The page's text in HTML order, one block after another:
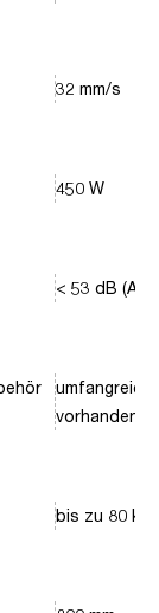
32 mm/s
450 W
< 53 dB (A)
vorhanden
bis zu 80 kg